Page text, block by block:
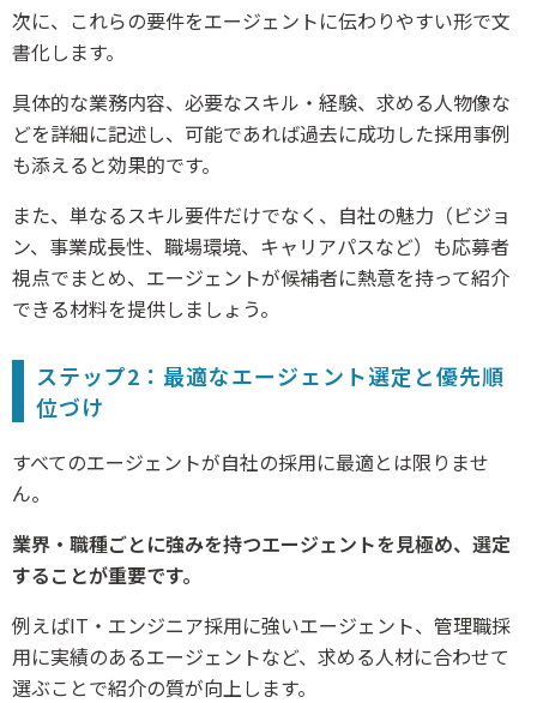
次に、これらの要件をエージェントに伝わりやすい形で文
書化します。
具体的な業務内容、必要なスキル・経験、求める人物像な
どを詳細に記述し、可能であれば過去に成功した採用事例
も添えると効果的です。
また、単なるスキル要件だけでなく、自社の魅力（ビジョ
ン、事業成長性、職場環境、キャリアパスなど）も応募者
視点でまとめ、エージェントが候補者に熱意を持って紹介
できる材料を提供しましょう。
ステップ2：最適なエージェント選定と優先順
位づけ
すべてのエージェントが自社の採用に最適とは限りませ
ん。
業界・職種ごとに強みを持つエージェントを見極め、選定
することが重要です。
例えばIT・エンジニア採用に強いエージェント、管理職採
用に実績のあるエージェントなど、求める人材に合わせて
選ぶことで紹介の質が向上します。